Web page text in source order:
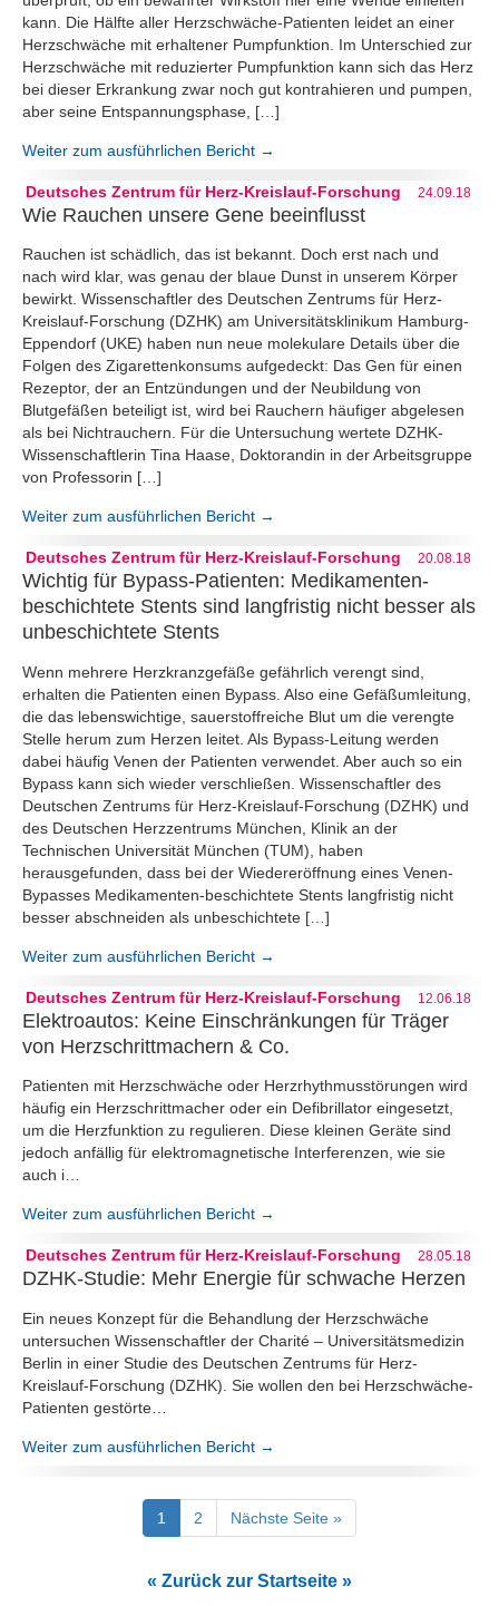
kann. Die Hälfte aller Herzschwäche-Patienten leidet an einer
Herzschwäche mit erhaltener Pumpfunktion. Im Unterschied zur
Herzschwäche mit reduzierter Pumpfunktion kann sich das Herz
bei dieser Erkrankung zwar noch gut kontrahieren und pumpen,
aber seine Entspannungsphase, […]
Weiter zum ausführlichen Bericht →
Deutsches Zentrum für Herz-Kreislauf-Forschung 24.09.18
Wie Rauchen unsere Gene beeinflusst
Rauchen ist schädlich, das ist bekannt. Doch erst nach und
nach wird klar, was genau der blaue Dunst in unserem Körper
bewirkt. Wissenschaftler des Deutschen Zentrums für Herz-
Kreislauf-Forschung (DZHK) am Universitätsklinikum Hamburg-
Eppendorf (UKE) haben nun neue molekulare Details über die
Folgen des Zigarettenkonsums aufgedeckt: Das Gen für einen
Rezeptor, der an Entzündungen und der Neubildung von
Blutgefäßen beteiligt ist, wird bei Rauchern häufiger abgelesen
als bei Nichtrauchern. Für die Untersuchung wertete DZHK-
Wissenschaftlerin Tina Haase, Doktorandin in der Arbeitsgruppe
von Professorin […]
Weiter zum ausführlichen Bericht →
Deutsches Zentrum für Herz-Kreislauf-Forschung 20.08.18
Wichtig für Bypass-Patienten: Medikamenten-
beschichtete Stents sind langfristig nicht besser als
unbeschichtete Stents
Wenn mehrere Herzkranzgefäße gefährlich verengt sind,
erhalten die Patienten einen Bypass. Also eine Gefäßumleitung,
die das lebenswichtige, sauerstoffreiche Blut um die verengte
Stelle herum zum Herzen leitet. Als Bypass-Leitung werden
dabei häufig Venen der Patienten verwendet. Aber auch so ein
Bypass kann sich wieder verschließen. Wissenschaftler des
Deutschen Zentrums für Herz-Kreislauf-Forschung (DZHK) und
des Deutschen Herzzentrums München, Klinik an der
Technischen Universität München (TUM), haben
herausgefunden, dass bei der Wiedereröffnung eines Venen-
Bypasses Medikamenten-beschichtete Stents langfristig nicht
besser abschneiden als unbeschichtete […]
Weiter zum ausführlichen Bericht →
Deutsches Zentrum für Herz-Kreislauf-Forschung 12.06.18
Elektroautos: Keine Einschränkungen für Träger
von Herzschrittmachern & Co.
Patienten mit Herzschwäche oder Herzrhythmusstörungen wird
häufig ein Herzschrittmacher oder ein Defibrillator eingesetzt,
um die Herzfunktion zu regulieren. Diese kleinen Geräte sind
jedoch anfällig für elektromagnetische Interferenzen, wie sie
auch i…
Weiter zum ausführlichen Bericht →
Deutsches Zentrum für Herz-Kreislauf-Forschung 28.05.18
DZHK-Studie: Mehr Energie für schwache Herzen
Ein neues Konzept für die Behandlung der Herzschwäche
untersuchen Wissenschaftler der Charité – Universitätsmedizin
Berlin in einer Studie des Deutschen Zentrums für Herz-
Kreislauf-Forschung (DZHK). Sie wollen den bei Herzschwäche-
Patienten gestörte…
Weiter zum ausführlichen Bericht →
1 2 Nächste Seite »
« Zurück zur Startseite »